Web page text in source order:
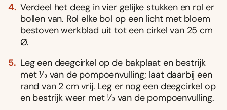
Verdeel het deeg in vier gelijke stukken en rol er
bollen van. Rol elke bol op een licht met bloem
bestoven werkblad uit tot een cirkel van 25 cm
Ø.
Leg een deegcirkel op de bakplaat en bestrijk
met 1⁄3 van de pompoenvulling; laat daarbij een
rand van 2 cm vrij. Leg er nog een deegcirkel op
en bestrijk weer met 1⁄3 van de pompoenvulling.